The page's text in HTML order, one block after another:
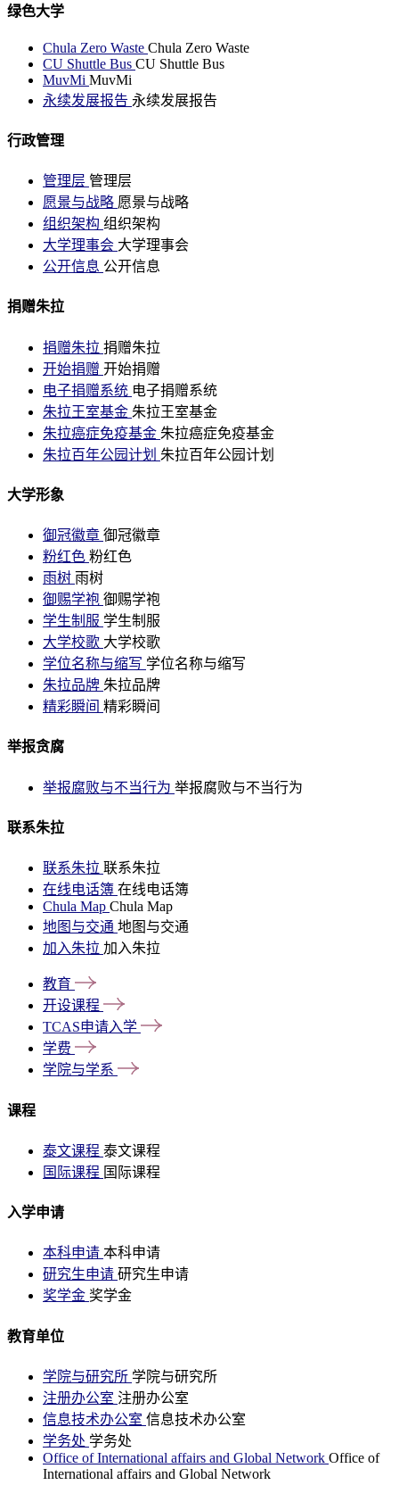
绿色大学
Chula Zero Waste Chula Zero Waste
CU Shuttle Bus CU Shuttle Bus
MuvMi MuvMi
永续发展报告 永续发展报告
行政管理
管理层 管理层
愿景与战略 愿景与战略
组织架构 组织架构
大学理事会 大学理事会
公开信息 公开信息
捐赠朱拉
捐赠朱拉 捐赠朱拉
开始捐赠 开始捐赠
电子捐赠系统 电子捐赠系统
朱拉王室基金 朱拉王室基金
朱拉癌症免疫基金 朱拉癌症免疫基金
朱拉百年公园计划 朱拉百年公园计划
大学形象
御冠徽章 御冠徽章
粉红色 粉红色
雨树 雨树
御赐学袍 御赐学袍
学生制服 学生制服
大学校歌 大学校歌
学位名称与缩写 学位名称与缩写
朱拉品牌 朱拉品牌
精彩瞬间 精彩瞬间
举报贪腐
举报腐败与不当行为 举报腐败与不当行为
联系朱拉
联系朱拉 联系朱拉
在线电话簿 在线电话簿
Chula Map Chula Map
地图与交通 地图与交通
加入朱拉 加入朱拉
教育
开设课程
TCAS申请入学
学费
学院与学系
课程
泰文课程 泰文课程
国际课程 国际课程
入学申请
本科申请 本科申请
研究生申请 研究生申请
奖学金 奖学金
教育单位
学院与研究所 学院与研究所
注册办公室 注册办公室
信息技术办公室 信息技术办公室
学务处 学务处
Office of International affairs and Global Network Office of
International affairs and Global Network